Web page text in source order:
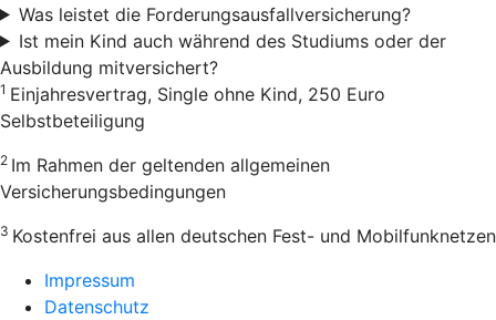
Was leistet die Forderungsausfallversicherung?
Ist mein Kind auch während des Studiums oder der
Ausbildung mitversichert?
1 Einjahresvertrag, Single ohne Kind, 250 Euro
Selbstbeteiligung
2 Im Rahmen der geltenden allgemeinen
Versicherungsbedingungen
3 Kostenfrei aus allen deutschen Fest- und Mobilfunknetzen
Impressum
Datenschutz